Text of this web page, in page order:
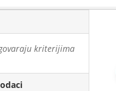
kriterijima